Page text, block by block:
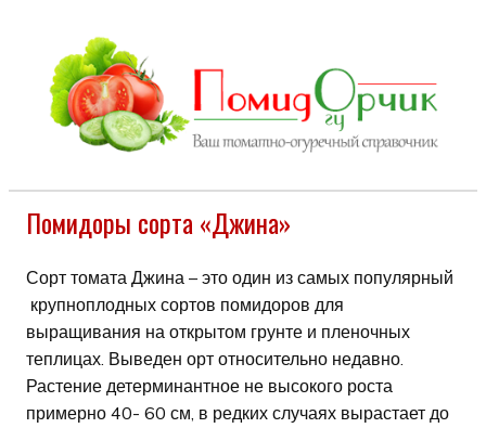
Помидоры сорта «Джина»
Сорт томата Джина – это один из самых популярный
крупноплодных сортов помидоров для
выращивания на открытом грунте и пленочных
теплицах. Выведен орт относительно недавно.
Растение детерминантное не высокого роста
примерно 40- 60 см, в редких случаях вырастает до